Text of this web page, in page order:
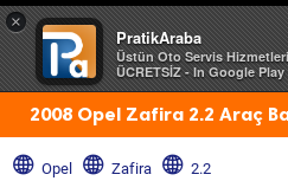
×
PratikAraba
Üstün Oto Servis Hizmetleri
ÜCRETSİZ - In Google Play
2008 Opel Zafira 2.2 Araç
Opel Zafira 2.2